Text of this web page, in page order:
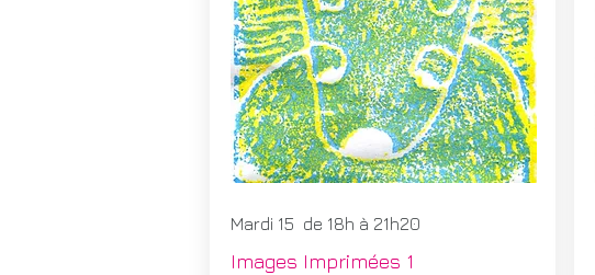
Mardi 15 de 18h à 21h20
Images Imprimées​ 1